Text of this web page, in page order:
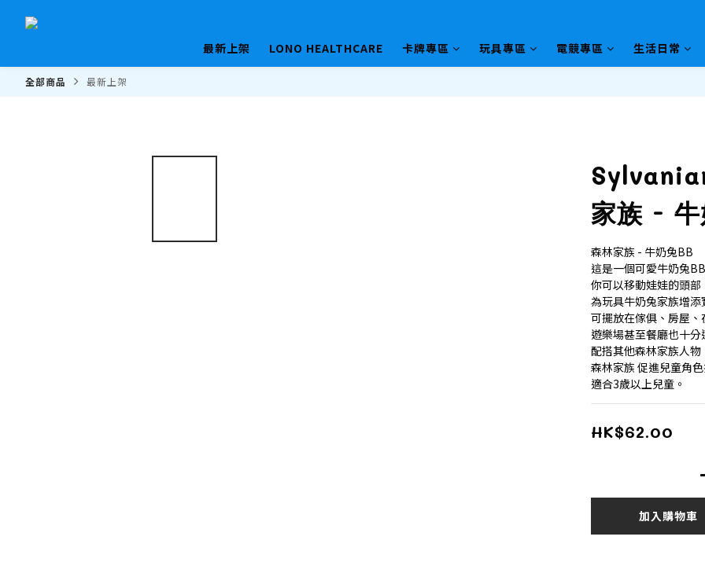
最新上架 LONO HEALTHCARE 卡牌專區 玩具專區 電競專區 生活日常
全部商品 最新上架
家族 -
森林家族 - 牛奶兔BB
這是一個可愛牛奶兔
你可以移動娃娃的頭
為玩具牛奶兔家族增
可擺放在傢俱、房屋、
遊樂場甚至餐廳也十
配搭其他森林家族人
森林家族 促進兒童角
適合3歲以上兒童。
HK$62.00
加入購物車